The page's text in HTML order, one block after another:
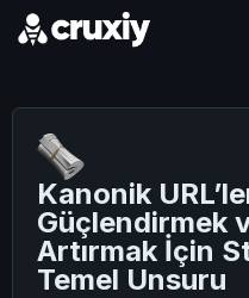
Kanonik
Güçlendirmek
Artırmak İçin
Temel Unsuru